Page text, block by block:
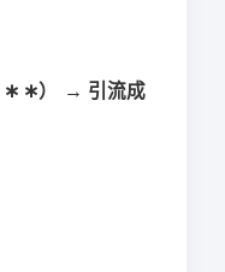
∗ ∗） → 引流成